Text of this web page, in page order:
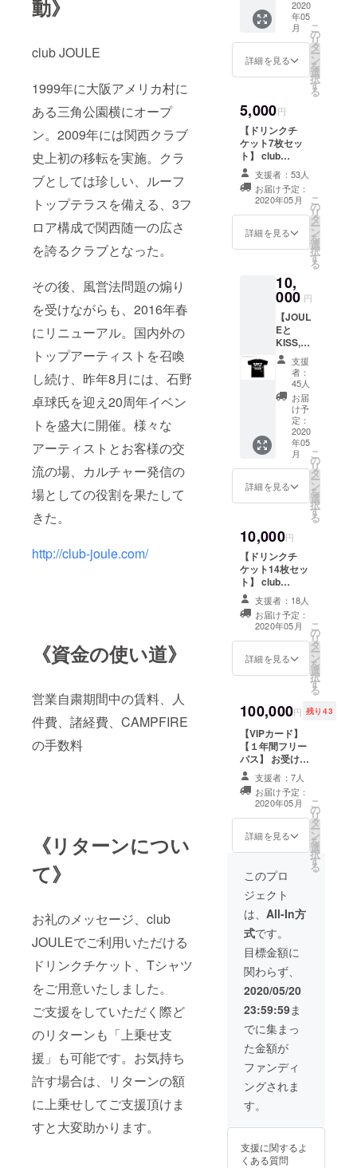
動》
club JOULE
1999年に大阪アメリカ村に
ある三角公園横にオープ
ン。2009年には関西クラブ
史上初の移転を実施。クラ
ブとしては珍しい、ルーフ
トップテラスを備える、3フ
ロア構成で関西随一の広さ
を誇るクラブとなった。
その後、風営法問題の煽り
を受けながらも、2016年春
にリニューアル。国内外の
トップアーティストを召喚
し続け、昨年8月には、石野
卓球氏を迎え20周年イベン
トを盛大に開催。様々な
アーティストとお客様の交
流の場、カルチャー発信の
場としての役割を果たして
きた。
http://club-joule.com/
《資金の使い道》
営業自粛期間中の賃料、人
件費、諸経費、CAMPFIRE
の手数料
《リターンについ
て》
お礼のメッセージ、club
JOULEでご利用いただける
ドリンクチケット、Tシャツ
をご用意いたしました。
ご支援をしていただく際ど
のリターンも「上乗せ支
援」も可能です。お気持ち
許す場合は、リターンの額
に上乗せしてご支援頂けま
すと大変助かります。
千原徹
也氏デ
ザイン
「DON’
T STOP
Tシャ
ツ。 昨
年、千
原氏、
FPM田
中知之
氏と共
に開催
したイ
ベント
「KISS,
OSAKA
び開
催、成
功させ
るため
にも
DON’T
STOP
JOULE
NOW!! *
カラー
はホワ
イト/ブ
ラッ
ク、サ
イズは
S/M/L/X
Lの展開
となり
ます。
にご希
望の色
サイズ
をお選
びくだ
さい。
のレ
ギュ
ラーイ
ベント
と
」コラ
ツ
YABAI
RECOR
DS、
Scherz
o、
PROPS
HARD
、
ACULA
R、
ABSOL
UTE、
Black
Rockの
コラボ
が決定
※デザイ
ンは変
更にな
る可能
性がご
ざいま
す。 ※
サイズ
は
S/M/L/X
Lの展開
ます。
支援時
にご希
望のサ
イズを
お選び
くださ
い
2020
年05
月
詳細を見る
こ
の
リ
タ
ー
ン
を
選
択
す
る
5,000円
【ドリンクチ
ケット7枚セッ
ト】 club
JOULEで使用し
て頂けるドリン
クチケット(1枚
700円)×7枚セッ
トをリターンと
させて頂きま
してから2ヶ月間
を受け取り受付
期間とさせてい
ただきます。
支援者：53人
お届け予定：
2020年05月
詳細を見る
こ
の
リ
タ
ー
ン
を
選
択
す
る
10,
000 円
【JOUL
Eと
KISS,T
OKYO
コラボT
シャ
ツ、ブ
ラッ
ク・ホ
ワイト2
枚セッ
ト+ドリ
ンクチ
ケット5
枚付
き】 今
ロナ
ショッ
クでい
ち早く
「DON’
T STOP
TOKYO
NOW」
を掲げ
リ
ティーT
した株
式会社
れもん
らいふ
代表の
千原徹
也氏デ
ザイン
の
T STOP
JOULE
Tシャ
ツ。 昨
年、千
原氏、
FPM田
中知之
氏と共
に開催
したイ
ベント
「KISS,
OSAKA
」を再
び開
催、成
功させ
るため
にも
NOW!!
支援
者：
45人
お届
け予
定：
2020
年05
月
詳細を見る
こ
の
リ
タ
ー
ン
を
選
択
す
る
10,000円
【ドリンクチ
ケット14枚セッ
ト】 club
JOULEで使用し
て頂けるドリン
クチケット(1枚
700円)×14枚
セット *店舗で
の受け取りとな
開してから2ヶ月
付期間とさせて
いただきます。
支援者：18人
お届け予定：
2020年05月
詳細を見る
こ
の
リ
タ
ー
ン
を
選
択
す
る
100,000円 残り43
【VIPカード】
【１年間フリー
パス】 お受け取
りから１年間、
ご来場時にVIP
カードをお持ち
いただけば、全
てのイベントに
入場できる権利
+各ご来店時同行
者+３名様までご
案内いたしま
す。 *初回来店
時にシャンパ
ン“Moët &
Chandon”３本
提供 *混雑が予
想されるイベン
トの場合は、入
場制限をかけさ
せていただくこ
あらかじめご了
承ください。 *
有効期限：VIP
カードお受け取
りから１年間 *
店舗での受け取
りとなります。
営業再開してか
ら2ヶ月間を受け
取り受付期間と
させていただき
ます。
支援者：7人
お届け予定：
2020年05月
詳細を見る
こ
の
リ
タ
ー
ン
を
選
択
す
る
このプロ
ジェクト
は、 All-In方
式です。
目標金額に
関わらず、
2020/05/20
23:59:59ま
でに集まっ
た金額が
ファンディ
ングされま
す。
支援に関するよ
くある質問